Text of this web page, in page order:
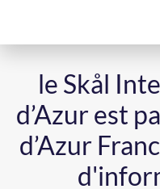
le Skål
d’Azur est
d’Azur